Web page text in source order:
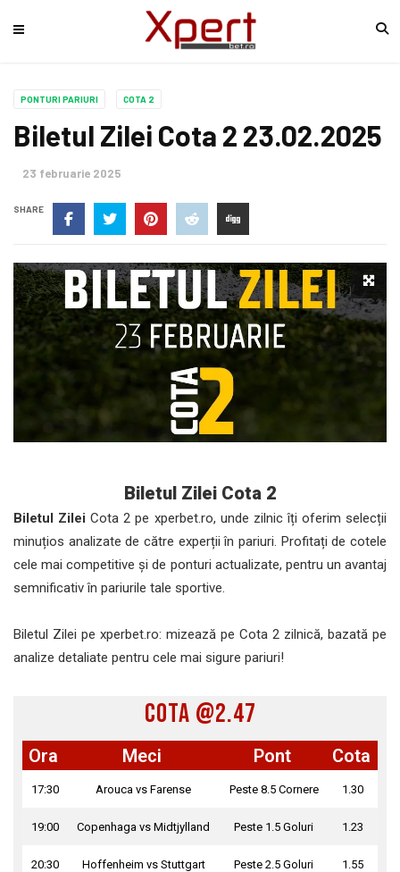
PONTURI PARIURI COTA 2
Biletul Zilei Cota 2 23.02.2025
23 februarie 2025
SHARE
Biletul Zilei Cota 2
Biletul Zilei Cota 2 pe xperbet.ro, unde zilnic îți oferim selecții
minuțios analizate de către experții în pariuri. Profitați de cotele
cele mai competitive și de ponturi actualizate, pentru un avantaj
semnificativ în pariurile tale sportive.
Biletul Zilei pe xperbet.ro: mizează pe Cota 2 zilnică, bazată pe
analize detaliate pentru cele mai sigure pariuri!
COTA @2.47
Ora Meci Pont Cota
17:30 Arouca vs Farense Peste 8.5 Cornere 1.30
19:00 Copenhaga vs Midtjylland Peste 1.5 Goluri 1.23
20:30 Hoffenheim vs Stuttgart Peste 2.5 Goluri 1.55